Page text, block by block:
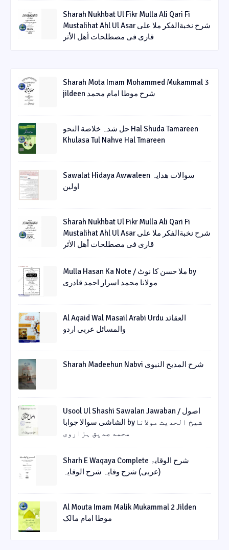
Sharah Nukhbat Ul Fikr Mulla Ali Qari Fi
Mustalihat Ahl Ul Asar شرح نخبةالفکر ملا علی
قاری فی مصطلحات أھل الأثر
Sharah Mota Imam Mohammed Mukammal 3
jildeen شرح موطا امام محمد
حل شدہ خلاصة النحو Hal Shuda Tamareen
Khulasa Tul Nahve Hal Tmareen
Sawalat Hidaya Awwaleen سوالات ھدایہ
اولین
Sharah Nukhbat Ul Fikr Mulla Ali Qari Fi
Mustalihat Ahl Ul Asar شرح نخبةالفکر ملا علی
قاری فی مصطلحات أھل الأثر
Mulla Hasan Ka Note / ملا حسن کا نوٹ by
مولانا محمد اسرار احمد قادری
Al Aqaid Wal Masail Arabi Urdu العقائد
والمسائل عربی اردو
Sharah Madeehun Nabvi شرح المدیح النبوی
Usool Ul Shashi Sawalan Jawaban / اصول
الشاشی سوالا جوابا byشیخ الحدیث مولانا
محمد صدیق ہزاروی
Sharh E Waqaya Complete شرح الوقایۃ
(عربی) شرح وقایہ شرح الوقایہ
Al Mouta Imam Malik Mukammal 2 Jilden
موطا امام مالک